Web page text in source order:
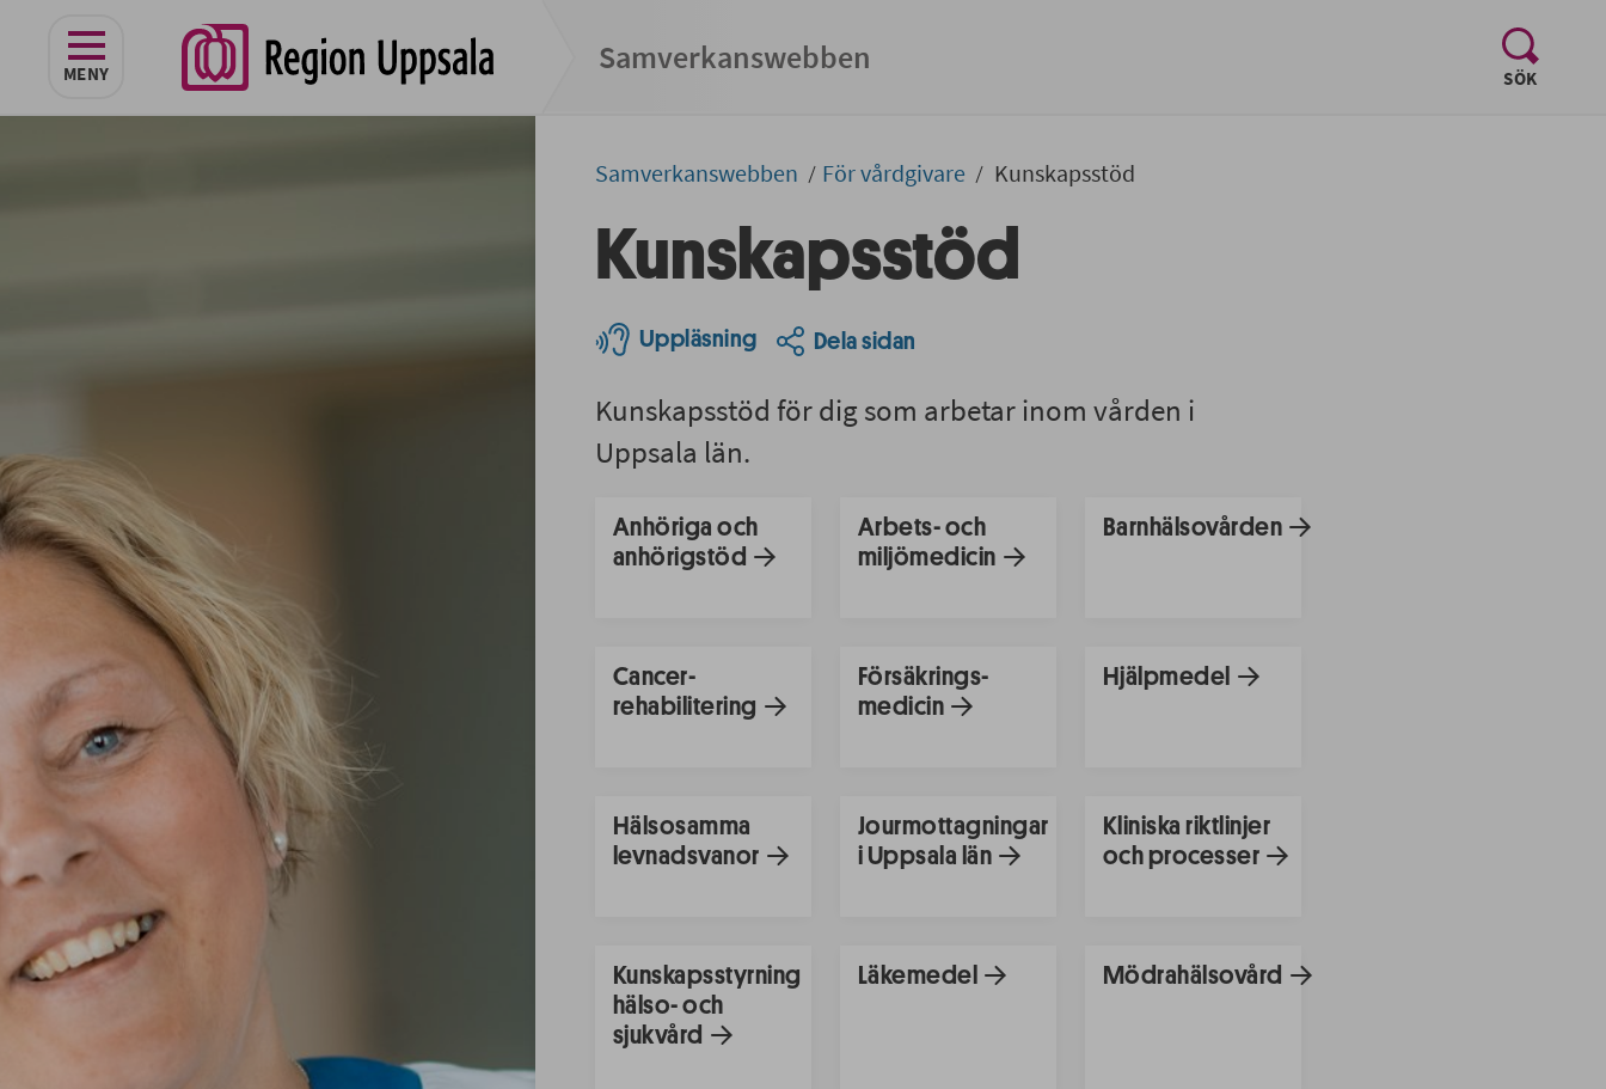
MENY
navigeringen Samverkans­­webben
SÖK
, visa
Samverkans­­­webben För vårdgivare Kunskapsstöd
Kunskapsstöd
Uppläsning Dela sidan
Kunskapsstöd för dig som arbetar inom vården i
Uppsala län.
Anhöriga och
anhörigstöd
Arbets- och
miljömedicin
Barnhälsovården
Cancer-
rehabilitering
Försäkrings-
medicin
Hjälpmedel
Hälsosamma
levnadsvanor
Jourmottagningar
i Uppsala län
Kliniska riktlinjer
och processer
Kunskapsstyrning
hälso- och
sjukvård
Läkemedel Mödrahälsovård